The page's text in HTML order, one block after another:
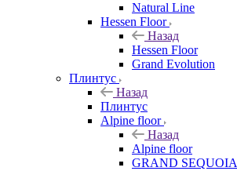
Natural Line
Hessen Floor
Назад
Hessen Floor
Grand Evolution
Плинтус
Назад
Плинтус
Alpine floor
Назад
Alpine floor
GRAND SEQUOIA